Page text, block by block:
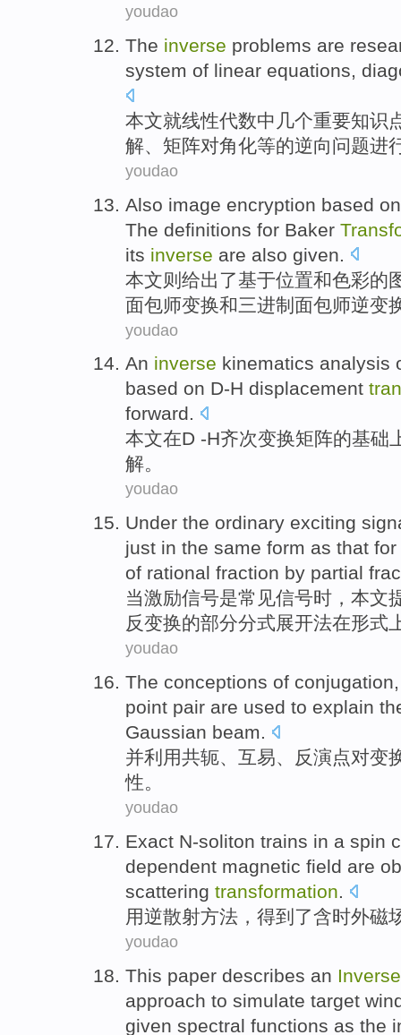
youdao
The inverse problems are
system of linear equations,
本文就线性代数中几个重要知识
解、 矩阵对角化等的逆向问题进
youdao
Also image encryption based on
The definitions for Baker
its inverse are also given.
本文则给出了基于位置和色彩的
面包师变换和三进制 面包师逆变
youdao
An inverse kinematics analysis
based on D-H displacement
forward.
本文在D -H齐次变换矩阵的基础
解。
youdao
Under the ordinary exciting
just in the same form as that for
of rational fraction by partial
当激励信号是常见信号时， 本文
反变换的部分分式展开法在形式
youdao
The conceptions of conjugation
point pair are used to explain
Gaussian beam.
并利用共轭、互易、 反演点对变
性。
youdao
Exact N-soliton trains in a spin
dependent magnetic field are
scattering transformation.
用逆散射方法 ， 得到 了含时外磁
youdao
This paper describes an Inverse
approach to simulate target
given spectral functions as the